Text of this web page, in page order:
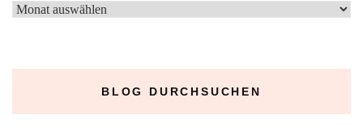
–
BLOG DURCHSUCHEN